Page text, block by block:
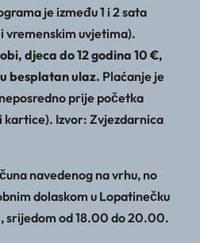
je između 1 i 2 sata
vremenskim uvjetima).
djeca do 12 godina 10 €,
besplatan ulaz. Plaćanje je
prije početka
Izvor: Zvjezdarnica
navedenog na vrhu, no
dolaskom u Lopatinečku
srijedom od 18.00 do 20.00.